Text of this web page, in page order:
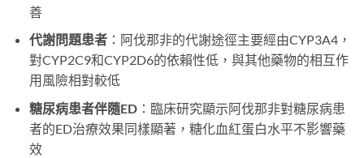
善
代謝問題患者：阿伐那非的代謝途徑主要經由CYP3A4，
對CYP2C9和CYP2D6的依賴性低，與其他藥物的相互作
用風險相對較低
糖尿病患者伴隨ED：臨床研究顯示阿伐那非對糖尿病患
者的ED治療效果同樣顯著，糖化血紅蛋白水平不影響藥
效